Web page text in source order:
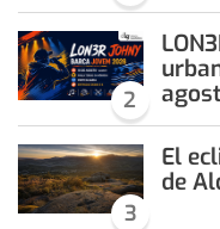
2
3
El
de